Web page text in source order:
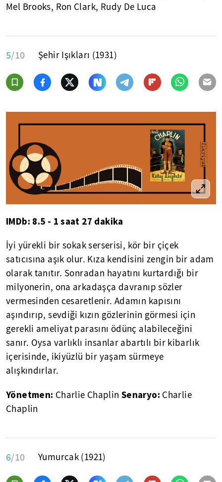
Mel Brooks, Ron Clark, Rudy De Luca
5/10 Şehir Işıkları (1931)
IMDb: 8.5 - 1 saat 27 dakika
İyi yürekli bir sokak serserisi, kör bir çiçek
satıcısına aşık olur. Kıza kendisini zengin bir adam
olarak tanıtır. Sonradan hayatını kurtardığı bir
milyonerin, ona arkadaşça davranıp sözler
vermesinden cesaretlenir. Adamın kapısını
aşındırıp, sevdiği kızın gözlerinin görmesi için
gerekli ameliyat parasını ödünç alabileceğini
sanır. Oysa varlıklı insanlar abartılı bir kibarlık
içerisinde, ikiyüzlü bir yaşam sürmeye
alışkındırlar.
Yönetmen: Charlie Chaplin Senaryo: Charlie
Chaplin
6/10 Yumurcak (1921)